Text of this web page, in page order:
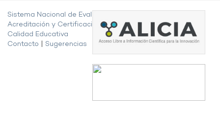
Sistema Nacional de Evaluación,
Acreditación y Certificación de la
Calidad Educativa
Contacto
Sugerencias